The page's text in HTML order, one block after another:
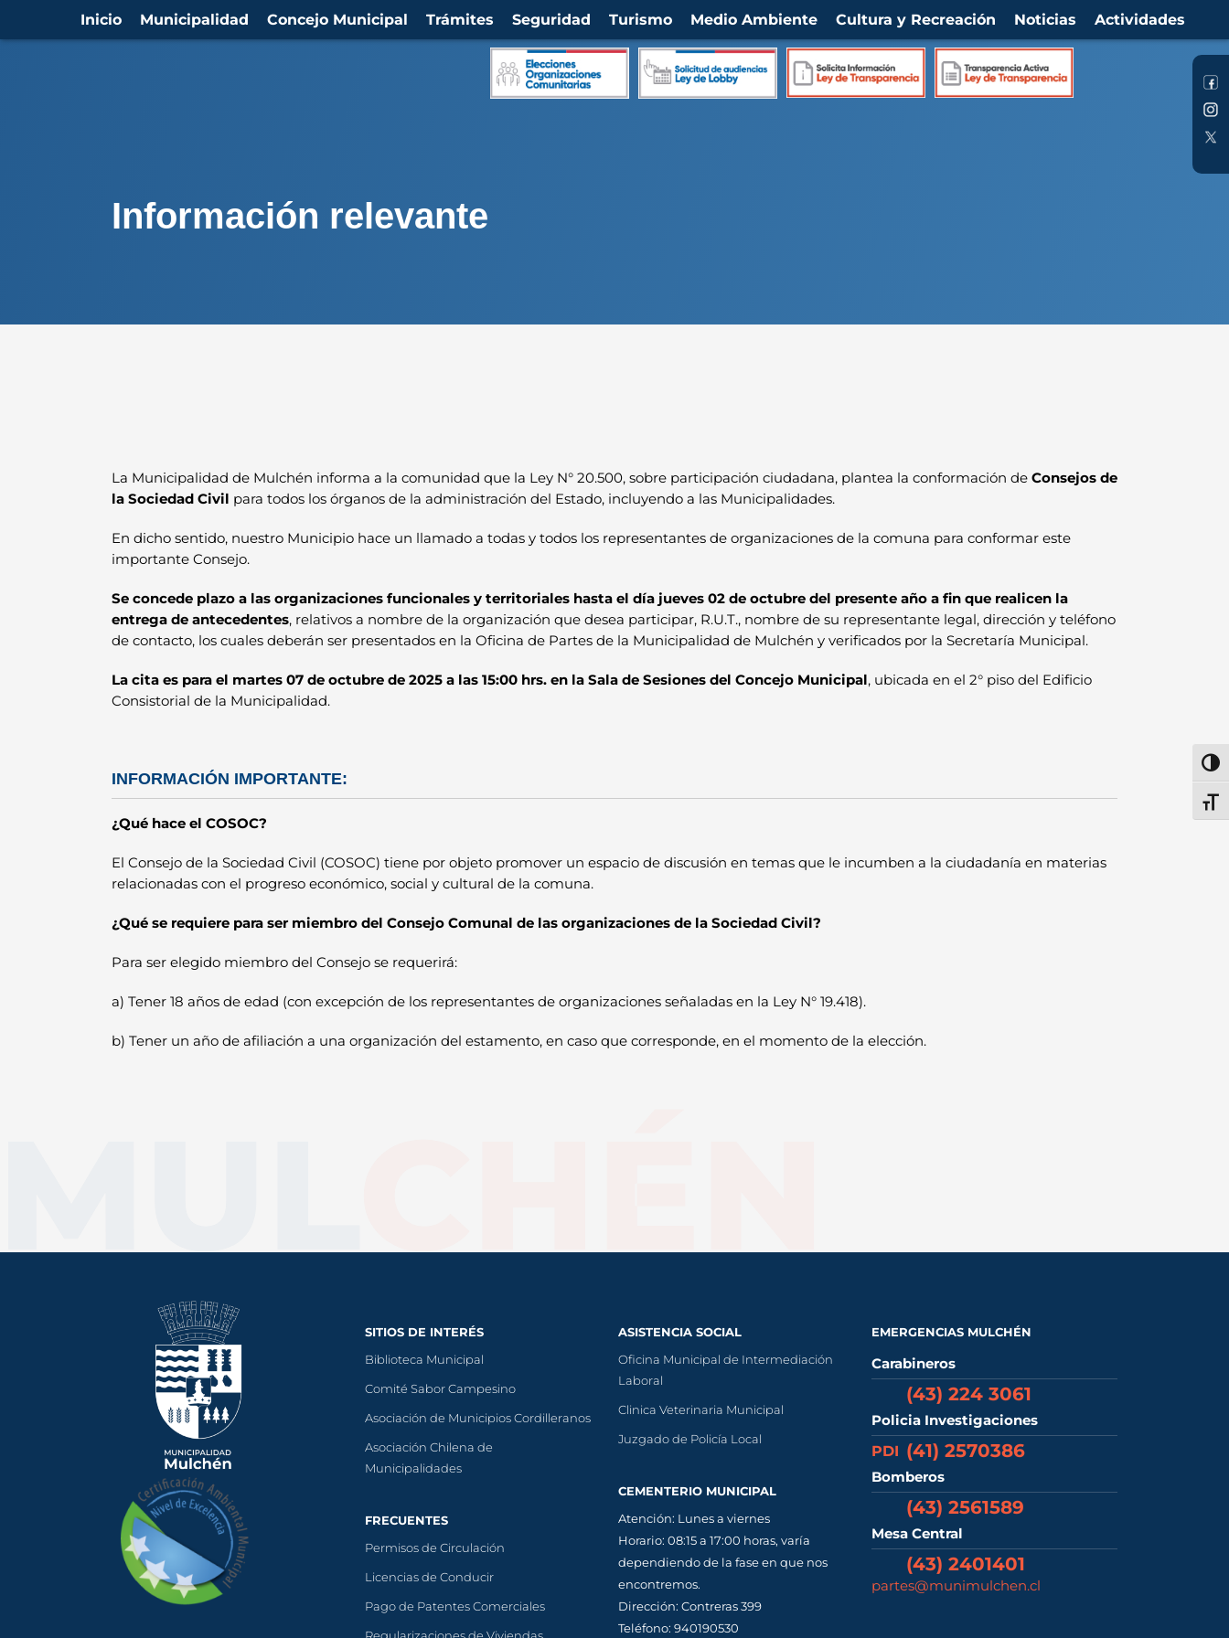
Inicio Municipalidad Concejo Municipal Trámites Seguridad Turismo Medio Ambiente Cultura y Recreación Noticias Actividades
Información relevante
La Municipalidad de Mulchén informa a la comunidad que la Ley N° 20.500, sobre participación ciudadana, plantea la conformación de Consejos de
la Sociedad Civil para todos los órganos de la administración del Estado, incluyendo a las Municipalidades.
En dicho sentido, nuestro Municipio hace un llamado a todas y todos los representantes de organizaciones de la comuna para conformar este
importante Consejo.
Se concede plazo a las organizaciones funcionales y territoriales hasta el día jueves 02 de octubre del presente año a fin que realicen la
entrega de antecedentes, relativos a nombre de la organización que desea participar, R.U.T., nombre de su representante legal, dirección y teléfono
de contacto, los cuales deberán ser presentados en la Oficina de Partes de la Municipalidad de Mulchén y verificados por la Secretaría Municipal.
La cita es para el martes 07 de octubre de 2025 a las 15:00 hrs. en la Sala de Sesiones del Concejo Municipal, ubicada en el 2° piso del Edificio
Consistorial de la Municipalidad.
INFORMACIÓN IMPORTANTE:
¿Qué hace el COSOC?
El Consejo de la Sociedad Civil (COSOC) tiene por objeto promover un espacio de discusión en temas que le incumben a la ciudadanía en materias
relacionadas con el progreso económico, social y cultural de la comuna.
¿Qué se requiere para ser miembro del Consejo Comunal de las organizaciones de la Sociedad Civil?
Para ser elegido miembro del Consejo se requerirá:
a) Tener 18 años de edad (con excepción de los representantes de organizaciones señaladas en la Ley N° 19.418).
b) Tener un año de afiliación a una organización del estamento, en caso que corresponde, en el momento de la elección.
SITIOS DE INTERÉS
Biblioteca Municipal
Comité Sabor Campesino
Asociación de Municipios Cordilleranos
Asociación Chilena de
Municipalidades
FRECUENTES
Permisos de Circulación
Licencias de Conducir
Pago de Patentes Comerciales
ASISTENCIA SOCIAL
Oficina Municipal de Intermediación
Laboral
Clinica Veterinaria Municipal
Juzgado de Policía Local
CEMENTERIO MUNICIPAL
Atención: Lunes a viernes
Horario: 08:15 a 17:00 horas, varía
dependiendo de la fase en que nos
encontremos.
Dirección: Contreras 399
Teléfono: 940190530
EMERGENCIAS MULCHÉN
Carabineros
(43) 224 3061
Policia Investigaciones
PDI (41) 2570386
Bomberos
(43) 2561589
Mesa Central
(43) 2401401
partes@munimulchen.cl